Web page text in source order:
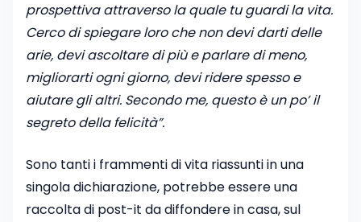
prospettiva attraverso la quale tu guardi la vita.
Cerco di spiegare loro che non devi darti delle
arie, devi ascoltare di più e parlare di meno,
migliorarti ogni giorno, devi ridere spesso e
aiutare gli altri. Secondo me, questo è un po’ il
segreto della felicità”.
Sono tanti i frammenti di vita riassunti in una
singola dichiarazione, potrebbe essere una
raccolta di post-it da diffondere in casa, sul